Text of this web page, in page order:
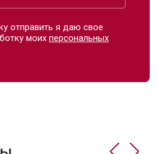
отправить я даю свое
моихперсональных